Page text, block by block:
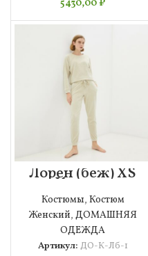
5430,00₽
Лорен (беж) XS
Костюм
велюровый
Костюмы, Костюм
Женский,ДОМАШНЯЯ
ОДЕЖДА
Артикул: ДО-К-Лб-1